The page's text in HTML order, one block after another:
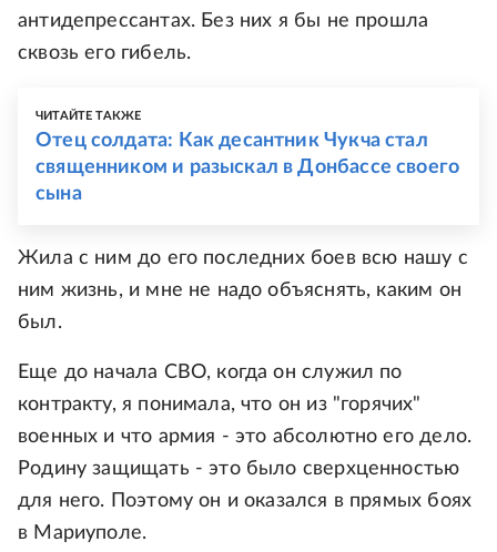
антидепрессантах. Без них я бы не прошла
сквозь его гибель.
ЧИТАЙТЕ ТАКЖЕ
Отец солдата: Как десантник Чукча стал
священником и разыскал в Донбассе своего
сына
Жила с ним до его последних боев всю нашу с
ним жизнь, и мне не надо объяснять, каким он
был.
Еще до начала СВО, когда он служил по
контракту, я понимала, что он из "горячих"
военных и что армия - это абсолютно его дело.
Родину защищать - это было сверхценностью
для него. Поэтому он и оказался в прямых боях
в Мариуполе.